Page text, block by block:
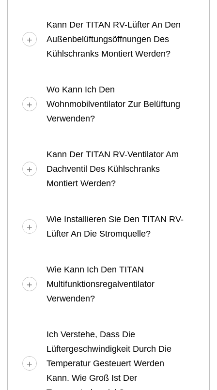
Kann Der TITAN RV-Lüfter An Den
Außenbelüftungsöffnungen Des
Kühlschranks Montiert Werden?
Wo Kann Ich Den
Wohnmobilventilator Zur Belüftung
Verwenden?
Kann Der TITAN RV-Ventilator Am
Dachventil Des Kühlschranks
Montiert Werden?
Wie Installieren Sie Den TITAN RV-
Lüfter An Die Stromquelle?
Wie Kann Ich Den TITAN
Multifunktionsregalventilator
Verwenden?
Ich Verstehe, Dass Die
Lüftergeschwindigkeit Durch Die
Temperatur Gesteuert Werden
Kann. Wie Groß Ist Der